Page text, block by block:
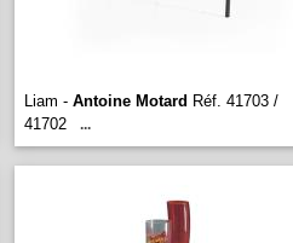
Liam - Antoine Motard Réf. 41703 /
41702
...